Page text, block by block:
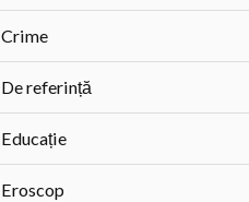
Crime
De referință
Educație
Eroscop